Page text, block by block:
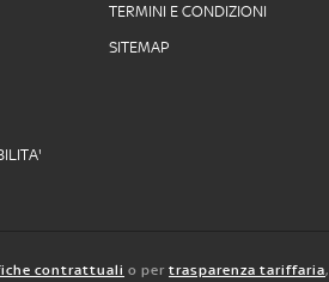
TERMINI E CONDIZIONI
SITEMAP
contrattuali o per trasparenza tariffaria,